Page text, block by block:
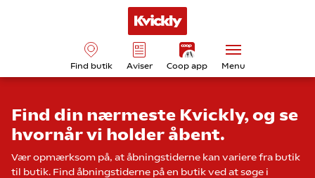
Find butik Aviser Coop app Menu
Find din nærmeste Kvickly, og se
hvornår vi holder åbent.
Vær opmærksom på, at åbningstiderne kan variere fra butik
til butik. Find åbningstiderne på en butik ved at søge i